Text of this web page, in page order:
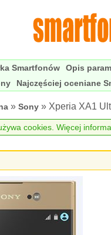
Smartfonów Opis
Najczęściej oceniane
» Sony » Xperia XA1
cookies. Więcej